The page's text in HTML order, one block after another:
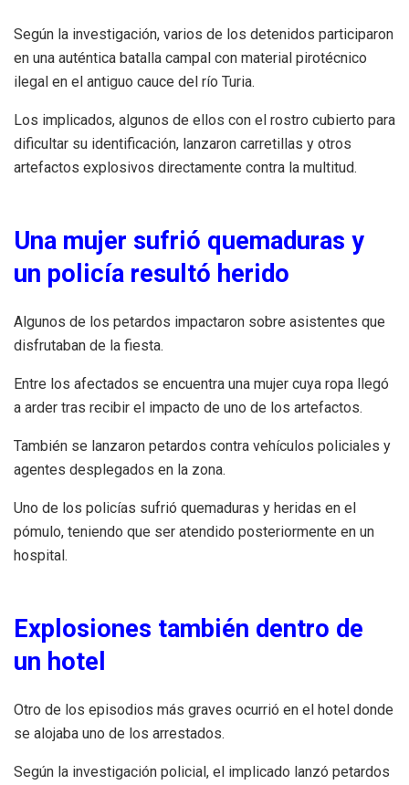
Según la investigación, varios de los detenidos participaron
en una auténtica batalla campal con material pirotécnico
ilegal en el antiguo cauce del río Turia.
Los implicados, algunos de ellos con el rostro cubierto para
dificultar su identificación, lanzaron carretillas y otros
artefactos explosivos directamente contra la multitud.
Una mujer sufrió quemaduras y
un policía resultó herido
Algunos de los petardos impactaron sobre asistentes que
disfrutaban de la fiesta.
Entre los afectados se encuentra una mujer cuya ropa llegó
a arder tras recibir el impacto de uno de los artefactos.
También se lanzaron petardos contra vehículos policiales y
agentes desplegados en la zona.
Uno de los policías sufrió quemaduras y heridas en el
pómulo, teniendo que ser atendido posteriormente en un
hospital.
Explosiones también dentro de
un hotel
Otro de los episodios más graves ocurrió en el hotel donde
se alojaba uno de los arrestados.
Según la investigación policial, el implicado lanzó petardos